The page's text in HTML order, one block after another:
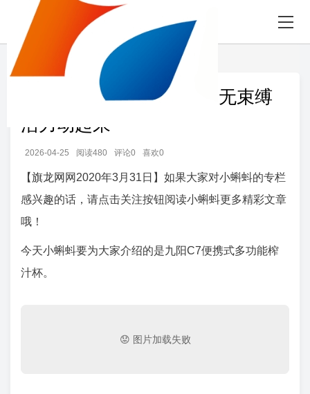
首页
九阳便携式榨汁杯，无线无束缚
活力动起来
2026-04-25 阅读480 评论0 喜欢0
【旗龙网 网2020年3月31日】如果大家对小蝌蚪的专栏
感兴趣的话，请点击关注按钮阅读小蝌蚪更多精彩文章
哦！
今天小蝌蚪要为大家介绍的是九阳C7便携式多功能榨
汁杯。